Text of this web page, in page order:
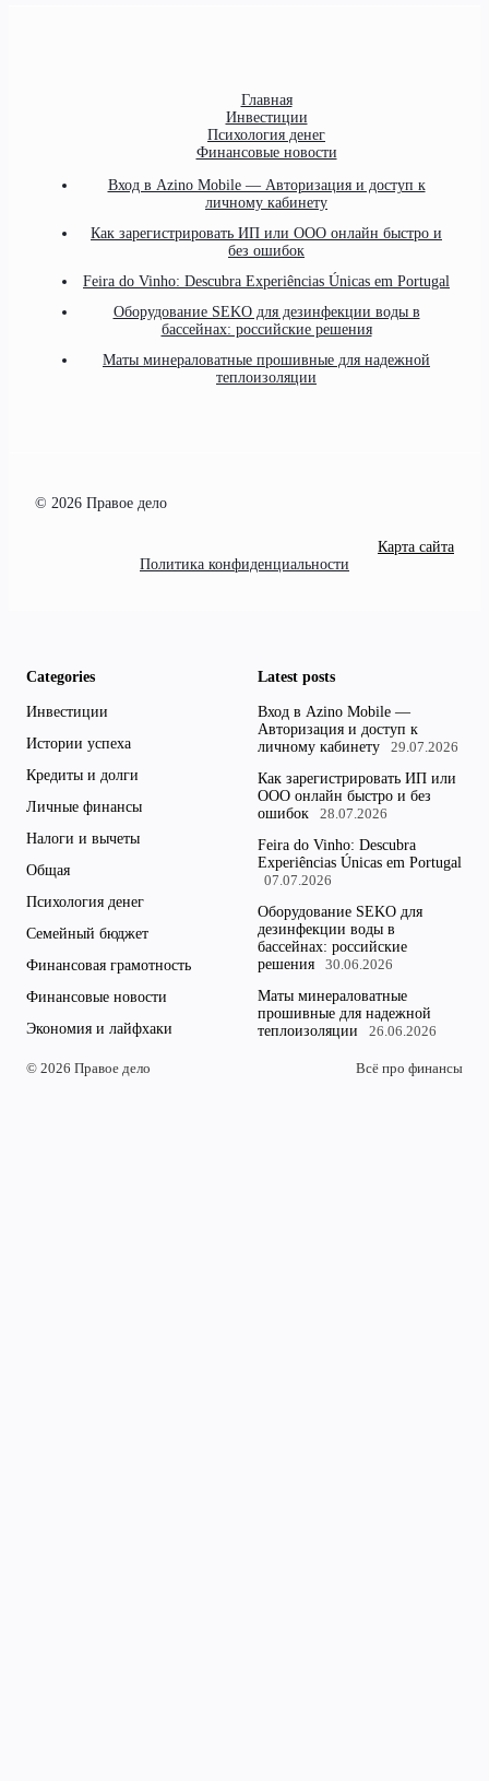
Главная
Инвестиции
Психология денег
Финансовые новости
Вход в Azino Mobile — Авторизация и доступ к
личному кабинету
Как зарегистрировать ИП или ООО онлайн быстро и
без ошибок
Feira do Vinho: Descubra Experiências Únicas em Portugal
Оборудование SEKO для дезинфекции воды в
бассейнах: российские решения
Маты минераловатные прошивные для надежной
теплоизоляции
© 2026 Правое дело
Карта сайта
Политика конфиденциальности
Categories
Инвестиции
Истории успеха
Кредиты и долги
Личные финансы
Налоги и вычеты
Общая
Психология денег
Семейный бюджет
Финансовая грамотность
Финансовые новости
Экономия и лайфхаки
Latest posts
Вход в Azino Mobile —
Авторизация и доступ к
личному кабинету
29.07.2026
Как зарегистрировать ИП или
ООО онлайн быстро и без
ошибок
28.07.2026
Feira do Vinho: Descubra
Experiências Únicas em Portugal
07.07.2026
Оборудование SEKO для
дезинфекции воды в
бассейнах: российские
решения
30.06.2026
Маты минераловатные
прошивные для надежной
теплоизоляции
26.06.2026
© 2026 Правое дело Всё про финансы